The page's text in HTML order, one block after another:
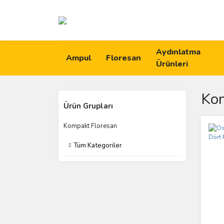
Ampul Floresan
Aydınlatma
Ürünleri
Ürün Grupları
Kompakt Floresan
Tüm Kategoriler